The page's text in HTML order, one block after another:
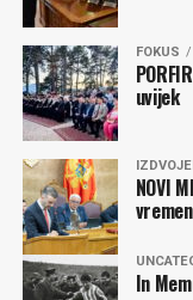
FOKUS
uvijek
NOVI
In